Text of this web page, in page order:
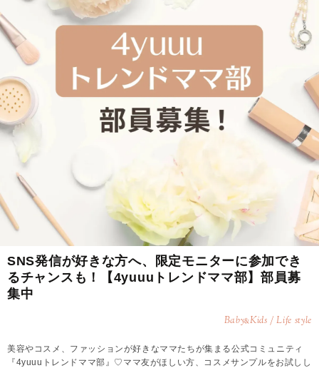
SNS発信が好きな方へ、限定モニターに参加でき
るチャンスも！【4yuuuトレンドママ部】部員募
集中
Baby&Kids / Life style
美容やコスメ、ファッションが好きなママたちが集まる公式コミュニティ
『4yuuuトレンドママ部』♡ママ友がほしい方、コスメサンプルをお試しし